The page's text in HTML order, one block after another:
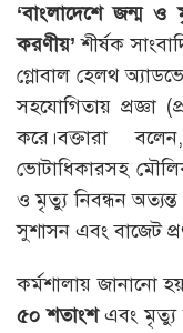
‘বাংলাদেশে জন্ম ও
করণীয়’ শীর্ষক
গ্লোবাল হেলথ
সহযোগিতায় প্রজ্ঞা
করে।বক্তারা
ভোটাধিকারসহ
ও মৃত্যু নিবন্ধন অত্যন্ত
সুশাসন এবং বাজেট
কর্মশালায় জানানো
৫০ শতাংশএবং মৃত্যু